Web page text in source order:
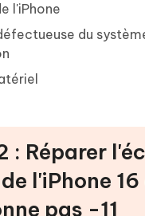
l'iPhone
du
: Réparer
l'iPhone 16
pas -11